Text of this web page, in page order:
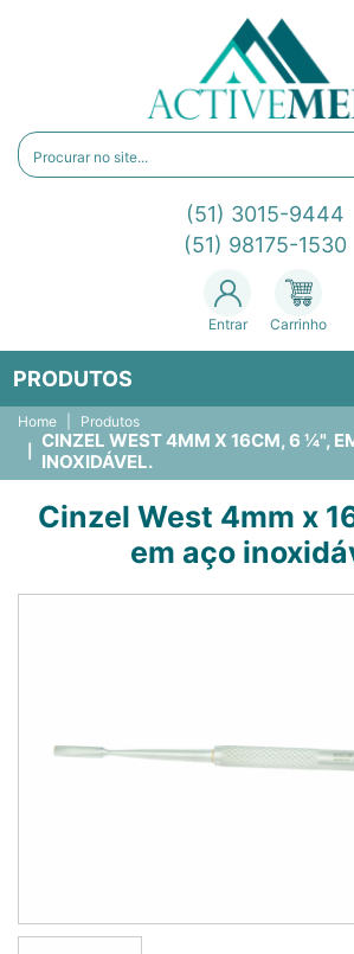
(51) 3015-9444
(51) 98175-1530
Entrar Carrinho
PRODUTOS
Home Produtos
CINZEL WEST 4MM X 16CM, 6 ¼",
INOXIDÁVEL.
Cinzel West 4mm x
em aço